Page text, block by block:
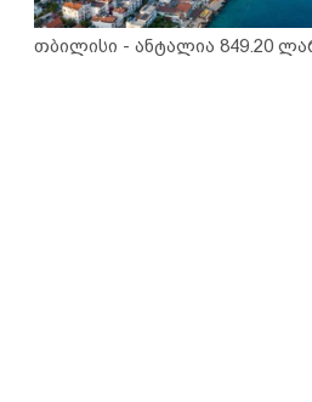
თბილისი - ანტალია 849.20